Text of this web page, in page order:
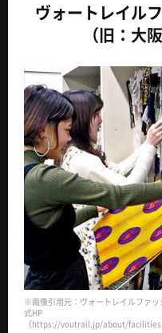
ヴォートレイル
（旧：大
※画像引用元：ヴォートレイルファ
式HP
（https://voutrail.jp/about/